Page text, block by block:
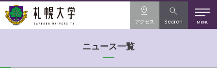
MENU
アクセス Search
ニュース一覧